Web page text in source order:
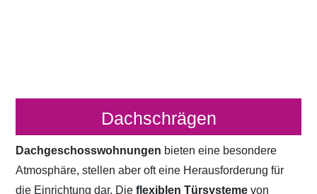
Dachschrägen
Dachgeschosswohnungen bieten eine besondere
Atmosphäre, stellen aber oft eine Herausforderung für
die Einrichtung dar. Dieflexiblen Türsystemevon